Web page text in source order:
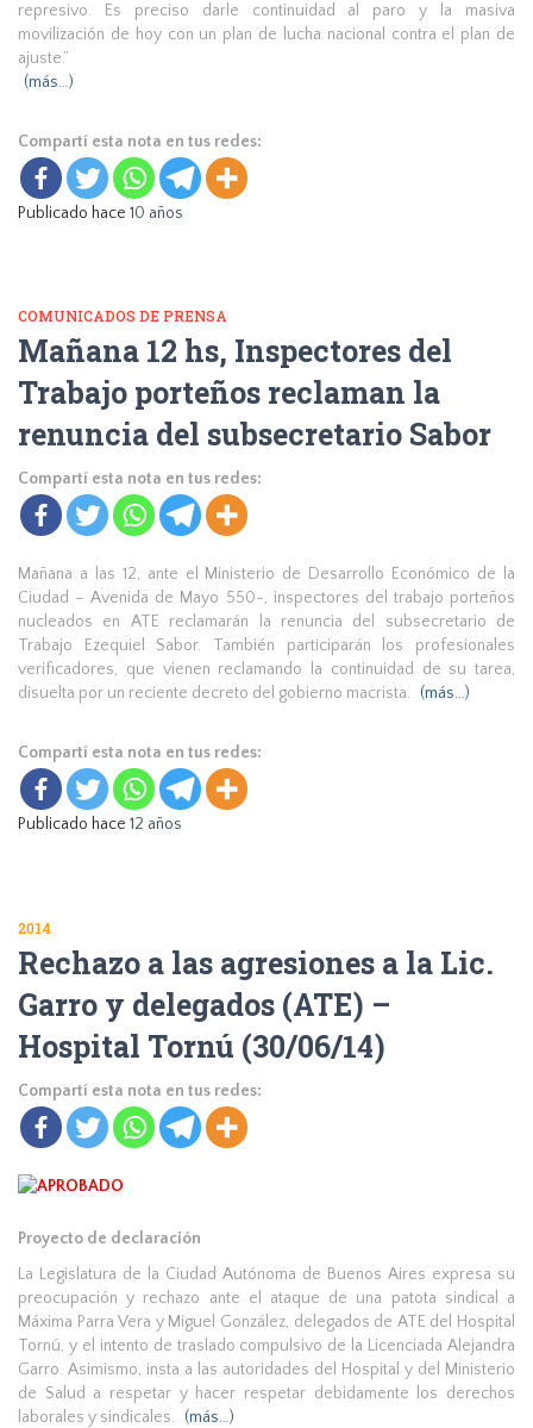
represivo. Es preciso darle continuidad al paro y la masiva
movilización de hoy con un plan de lucha nacional contra el plan de
ajuste.”
(más…)
Compartí esta nota en tus redes:
Publicado hace 10 años
COMUNICADOS DE PRENSA
Mañana 12 hs, Inspectores del
Trabajo porteños reclaman la
renuncia del subsecretario Sabor
Compartí esta nota en tus redes:
Mañana a las 12, ante el Ministerio de Desarrollo Económico de la
Ciudad – Avenida de Mayo 550-, inspectores del trabajo porteños
nucleados en ATE reclamarán la renuncia del subsecretario de
Trabajo Ezequiel Sabor. También participarán los profesionales
verificadores, que vienen reclamando la continuidad de su tarea,
disuelta por un reciente decreto del gobierno macrista.
(más…)
Compartí esta nota en tus redes:
Publicado hace 12 años
2014
Rechazo a las agresiones a la Lic.
Garro y delegados (ATE) –
Hospital Tornú (30/06/14)
Compartí esta nota en tus redes:
Proyecto de declaración
La Legislatura de la Ciudad Autónoma de Buenos Aires expresa su
preocupación y rechazo ante el ataque de una patota sindical a
Máxima Parra Vera y Miguel González, delegados de ATE del Hospital
Tornú, y el intento de traslado compulsivo de la Licenciada Alejandra
Garro. Asimismo, insta a las autoridades del Hospital y del Ministerio
de Salud a respetar y hacer respetar debidamente los derechos
laborales y sindicales.
(más…)